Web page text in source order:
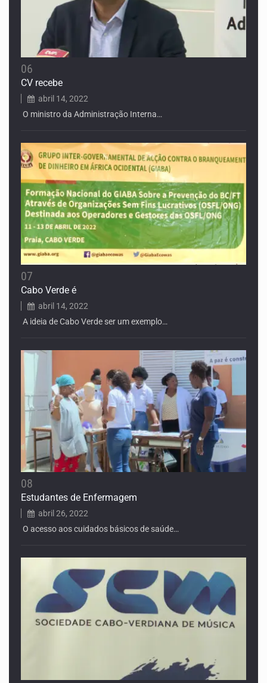
06
CV recebe
abril 14, 2022
O ministro da Administração Interna…
07
Cabo Verde é
abril 14, 2022
A ideia de Cabo Verde ser um exemplo…
08
Estudantes de Enfermagem
abril 26, 2022
O acesso aos cuidados básicos de saúde…